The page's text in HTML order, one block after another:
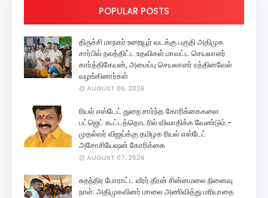
POPULAR POSTS
திருச்சி மாநகர் உறையூர் வடக்கு பகுதி அதிமுக
சார்பில் நலத்திட்ட உதவிகள் மாவட்ட செயலாளர்
கார்த்திகேயன், அமைப்பு செயலாளர் ரத்தினவேல்
வழங்கினார்கள்
AUGUST 06, 2026
ரியல் எஸ்டேட் துறை சார்ந்த கோரிக்கைகளை
பட்ஜெட் கூட்டத்தொடரில் விவாதிக்க வேண்டும் -
முதல்வர் விஜய்க்கு தமிழக ரியல் எஸ்டேட்
அசோசியேஷன் கோரிக்கை
AUGUST 07, 2026
சுதந்திர போராட்ட வீரர் தீரன் சின்னமலை நினைவு
நாள்: அதிமுகவினர் மாலை அணிவித்து மரியாதை